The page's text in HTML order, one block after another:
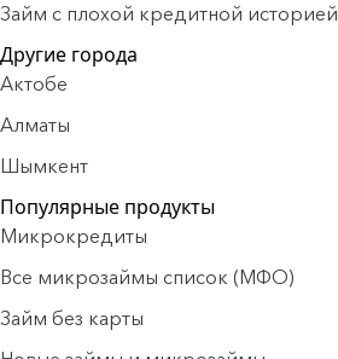
Займ с плохой кредитной историей
Другие города
Актобе
Алматы
Шымкент
Популярные продукты
Микрокредиты
Все микрозаймы список (МФО)
Займ без карты